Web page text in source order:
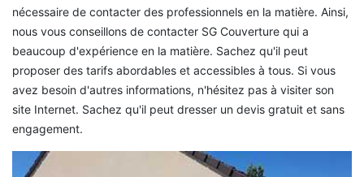
nécessaire de contacter des professionnels en la matière. Ainsi,
nous vous conseillons de contacter SG Couverture qui a
beaucoup d'expérience en la matière. Sachez qu'il peut
proposer des tarifs abordables et accessibles à tous. Si vous
avez besoin d'autres informations, n'hésitez pas à visiter son
site Internet. Sachez qu'il peut dresser un devis gratuit et sans
engagement.